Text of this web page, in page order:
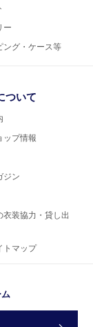
ー
ング・ケース等
ついて
ップ情報
ジン
衣装協力・貸し出
トマップ